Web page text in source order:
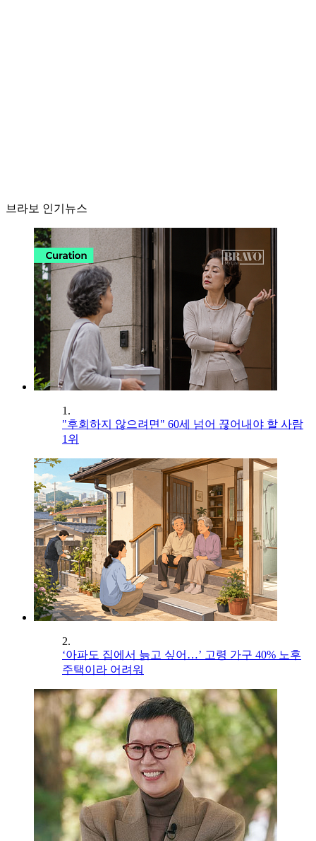
브라보 인기뉴스
1.
"후회하지 않으려면" 60세 넘어 끊어내야 할 사람
1위
2.
‘아파도 집에서 늙고 싶어…’ 고령 가구 40% 노후
주택이라 어려워